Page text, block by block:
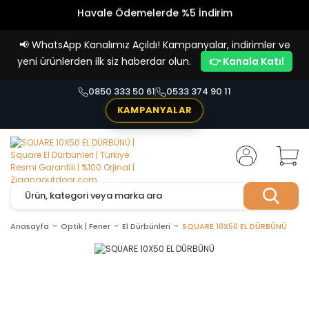
Havale Ödemelerde %5 İndirim
📢 WhatsApp Kanalımız Açıldı! Kampanyalar, indirimler ve
yeni ürünlerden ilk siz haberdar olun.
👉 Kanala Katıl
0850 333 50 61
0533 374 90 11
KAMPANYALAR
Anasayfa Optik | Fener El Dürbünleri SQUARE 10X50 EL DÜRBÜNÜ